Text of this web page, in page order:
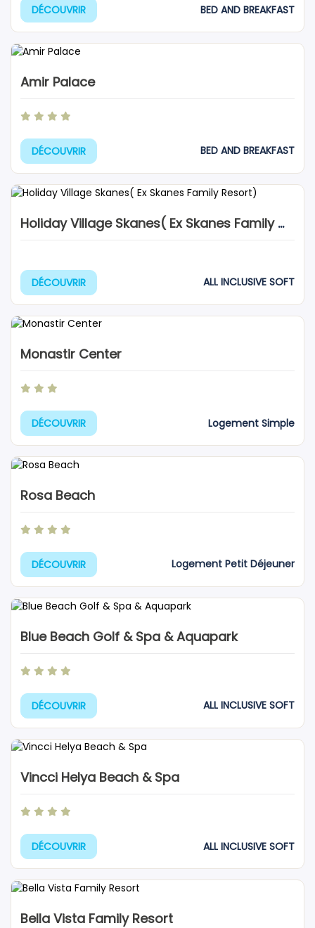
DÉCOUVRIR BED AND BREAKFAST
Amir Palace
DÉCOUVRIR BED AND BREAKFAST
Holiday Village Skanes( Ex Skanes Family Resort)
DÉCOUVRIR ALL INCLUSIVE SOFT
Monastir Center
DÉCOUVRIR Logement Simple
Rosa Beach
DÉCOUVRIR Logement Petit Déjeuner
Blue Beach Golf & Spa & Aquapark
DÉCOUVRIR ALL INCLUSIVE SOFT
Vincci Helya Beach & Spa
DÉCOUVRIR ALL INCLUSIVE SOFT
Bella Vista Family Resort